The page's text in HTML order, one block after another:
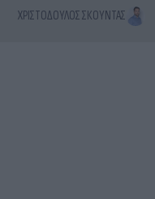
ΧΡΙΣΤΌΔΟΥΛΟΣ ΣΚΟΎΝΤΑΣ